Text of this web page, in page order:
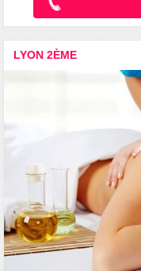
LYON 2ÈME